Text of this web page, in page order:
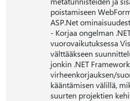
poistamiseen
ASP.Net
- Korjaa ongelman
vuorovaikutuksessa
välttääkseen
jonkin .NET
virheenkorjauksen/
kääntämisen välillä,
suurten projektien